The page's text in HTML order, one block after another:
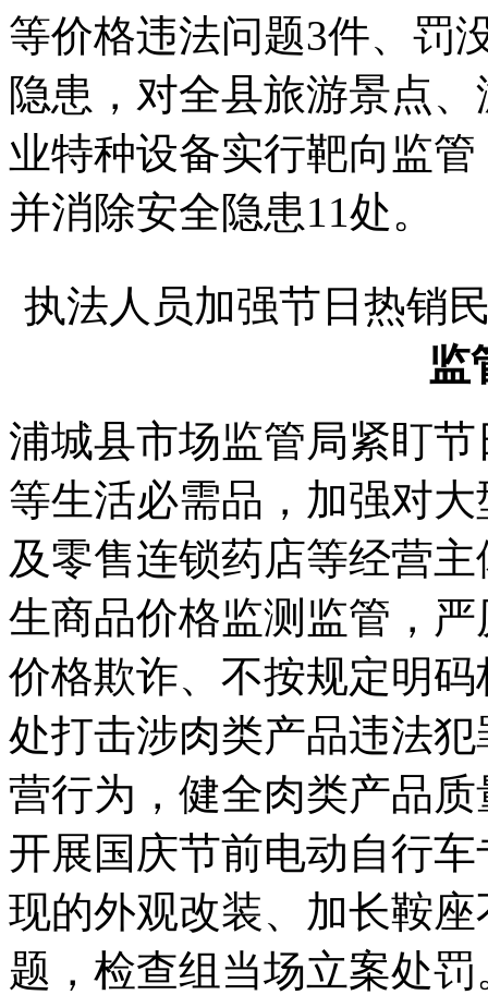
等价格违法问题3件、罚
隐患，对全县旅游景点
业特种设备实行靶向监
并消除安全隐患11处。
执法人员加强节日热销
监
浦城县市场监管局紧盯
等生活必需品，加强对
及零售连锁药店等经营
生商品价格监测监管，
价格欺诈、不按规定明
处打击涉肉类产品违法
营行为，健全肉类产品
开展国庆节前电动自行
现的外观改装、加长鞍
题，检查组当场立案处罚